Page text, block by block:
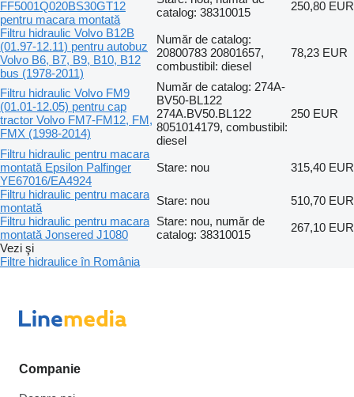
FF5001Q020BS30GT12
pentru macara montată
catalog: 38310015
250,80 EUR
Filtru hidraulic Volvo B12B
(01.97-12.11) pentru autobuz
Volvo B6, B7, B9, B10, B12
bus (1978-2011)
Număr de catalog:
20800783 20801657,
combustibil: diesel
78,23 EUR
Filtru hidraulic Volvo FM9
(01.01-12.05) pentru cap
tractor Volvo FM7-FM12, FM,
FMX (1998-2014)
Număr de catalog: 274A-
BV50-BL122
274A.BV50.BL122
8051014179, combustibil:
diesel
250 EUR
Filtru hidraulic pentru macara
montată Epsilon Palfinger
YE67016/EA4924
Stare: nou
315,40 EUR
Filtru hidraulic pentru macara
montată
Stare: nou
510,70 EUR
Filtru hidraulic pentru macara
montată Jonsered J1080
Stare: nou, număr de
catalog: 38310015
267,10 EUR
Vezi şi
Filtre hidraulice în România
Companie